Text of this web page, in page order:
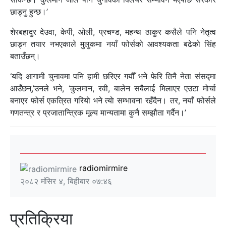
छाड्नु हुन्छ।’
शेरबहादुर देउवा, केपी, ओली, प्रचण्ड, महन्थ ठाकुर कसैले पनि नेतृत्व
छाड्न तयार नभएकाले मुलुकमा नयाँ फोर्सको आवश्यकता बढेको सिंह
बताउँछन्।
‘यदि आगामी चुनावमा पनि हामी छरिएर गयौँ भने फेरि तिनै नेता संसद्‍मा
आउँछन्,’उनले भने, ‘कुलमान, रवी, बालेन सबैलाई मिलाएर एउटा मोर्चा
बनाएर फोर्स एकत्रित गरियाे भने त्याे सम्भावना रहँदैन। तर, नयाँ फोर्सले
गणतन्त्र र प्रजातान्त्रिक मूल्य मान्यतामा कुनै सम्झौता गर्दैन।’
radiomirmire
२०८२ मंसिर ४, बिहीबार ०७:४६
प्रतिक्रिया